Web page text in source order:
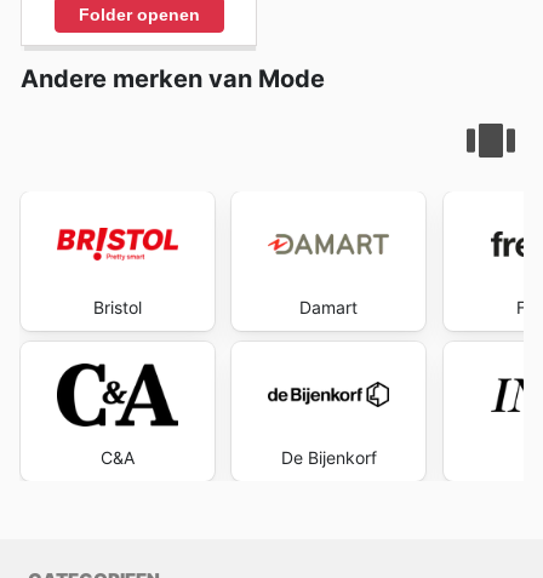
Folder openen
Andere merken van Mode
Bristol
C&A
Damart
De Bijenkorf